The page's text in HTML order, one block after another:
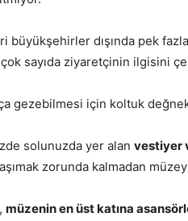
büyükşehirler dışında pek
sayıda ziyaretçinin ilgisini
gezebilmesi için koltuk
solunuzda yer alan vestiyer
zorunda kalmadan
müzenin en üst katına